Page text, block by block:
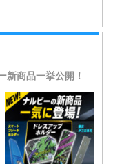
新商品一挙公開！